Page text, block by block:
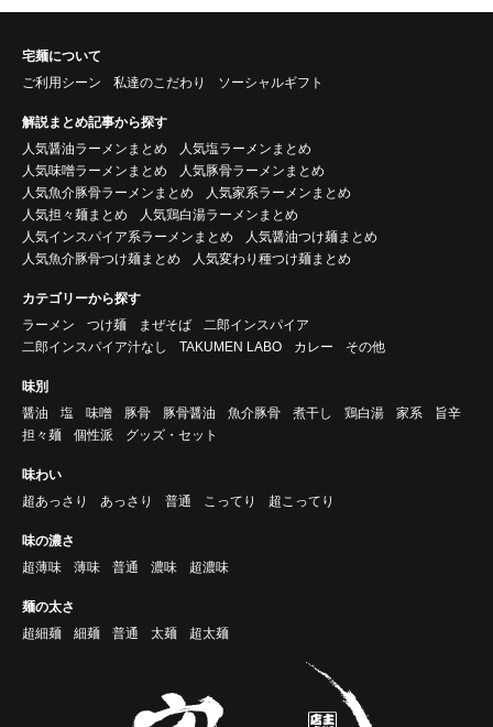
宅麺について
ご利用シーン
私達のこだわり ソーシャルギフト
解説まとめ記事から探す
人気醤油ラーメンまとめ
人気塩ラーメンまとめ
人気味噌ラーメンまとめ
人気豚骨ラーメンまとめ
人気魚介豚骨ラーメンまとめ
人気家系ラーメンまとめ
人気担々麺まとめ
人気鶏白湯ラーメンまとめ
人気インスパイア系ラーメンまとめ
人気醤油つけ麺まとめ
人気魚介豚骨つけ麺まとめ
人気変わり種つけ麺まとめ
カテゴリーから探す
ラーメン
つけ麺 まぜそば
二郎インスパイア
二郎インスパイア汁なし
TAKUMEN LABO カレー その他
味別
醤油
塩 味噌 豚骨 豚骨醤油 魚介豚骨 煮干し 鶏白湯 家系
旨辛
担々麺
個性派 グッズ・セット
味わい
超あっさり
あっさり 普通 こってり 超こってり
味の濃さ
超薄味
薄味 普通 濃味 超濃味
麺の太さ
超細麺
細麺 普通 太麺 超太麺